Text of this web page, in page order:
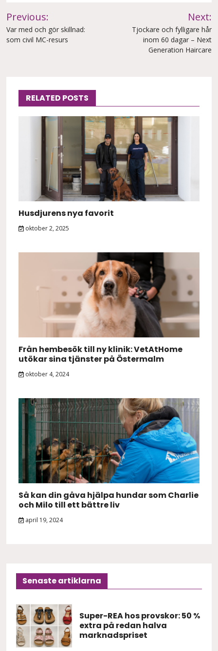
Inläggsnavigering
Previous:
Var med och gör skillnad:
som civil MC-resurs
Next:
Tjockare och fylligare hår
inom 60 dagar – Next
Generation Haircare
RELATED POSTS
Husdjurens nya favorit
oktober 2, 2025
Från hembesök till ny klinik: VetAtHome
utökar sina tjänster på Östermalm
oktober 4, 2024
Så kan din gåva hjälpa hundar som Charlie
och Milo till ett bättre liv
april 19, 2024
Senaste artiklarna
Super-REA hos provskor: 50 %
extra på redan halva
marknadspriset